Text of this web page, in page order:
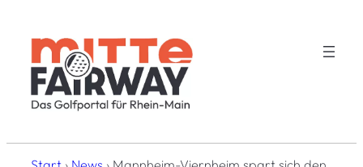
Inhalt
springen